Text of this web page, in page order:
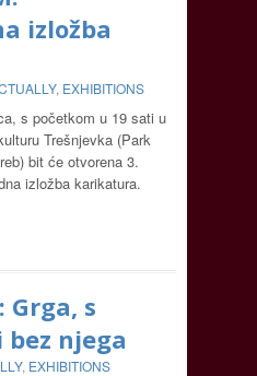
izložba
, EXHIBITIONS
s početkom u 19 sati u
Trešnjevka (Park
bit će otvorena 3.
izložba karikatura.
Grga, s
njega
, EXHIBITIONS